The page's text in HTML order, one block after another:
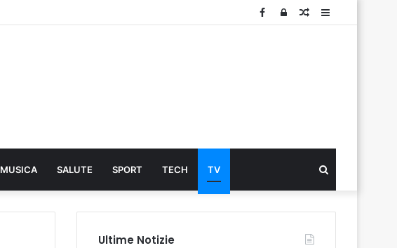
Sidebar
Articolo
Log
Facebook
MUSICA SALUTE SPORT TECH TV
...
Ultime Notizie